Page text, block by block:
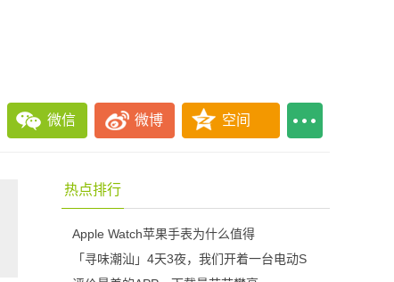
微信 微博 空间
热点排行
Apple Watch苹果手表为什么值得
「寻味潮汕」4天3夜，我们开着一台电动S